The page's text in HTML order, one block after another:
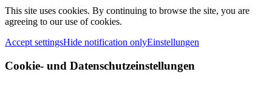
This site uses cookies. By continuing to browse the site, you are
agreeing to our use of cookies.
Accept settingsHide notification onlyEinstellungen
Cookie- und Datenschutzeinstellungen